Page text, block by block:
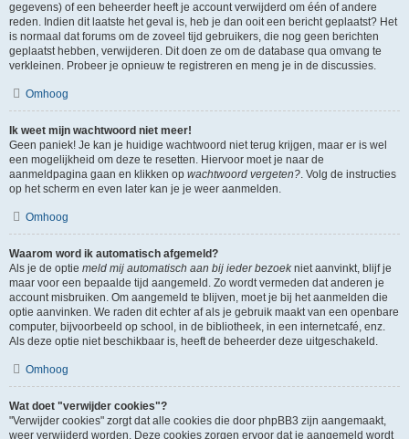
gegevens) of een beheerder heeft je account verwijderd om één of andere
reden. Indien dit laatste het geval is, heb je dan ooit een bericht geplaatst? Het
is normaal dat forums om de zoveel tijd gebruikers, die nog geen berichten
geplaatst hebben, verwijderen. Dit doen ze om de database qua omvang te
verkleinen. Probeer je opnieuw te registreren en meng je in de discussies.
Omhoog
Ik weet mijn wachtwoord niet meer!
Geen paniek! Je kan je huidige wachtwoord niet terug krijgen, maar er is wel
een mogelijkheid om deze te resetten. Hiervoor moet je naar de
aanmeldpagina gaan en klikken op wachtwoord vergeten?. Volg de instructies
op het scherm en even later kan je je weer aanmelden.
Omhoog
Waarom word ik automatisch afgemeld?
Als je de optie meld mij automatisch aan bij ieder bezoekniet aanvinkt, blijf je
maar voor een bepaalde tijd aangemeld. Zo wordt vermeden dat anderen je
account misbruiken. Om aangemeld te blijven, moet je bij het aanmelden die
optie aanvinken. We raden dit echter af als je gebruik maakt van een openbare
computer, bijvoorbeeld op school, in de bibliotheek, in een internetcafé, enz.
Als deze optie niet beschikbaar is, heeft de beheerder deze uitgeschakeld.
Omhoog
Wat doet "verwijder cookies"?
"Verwijder cookies" zorgt dat alle cookies die door phpBB3 zijn aangemaakt,
weer verwijderd worden. Deze cookies zorgen ervoor dat je aangemeld wordt